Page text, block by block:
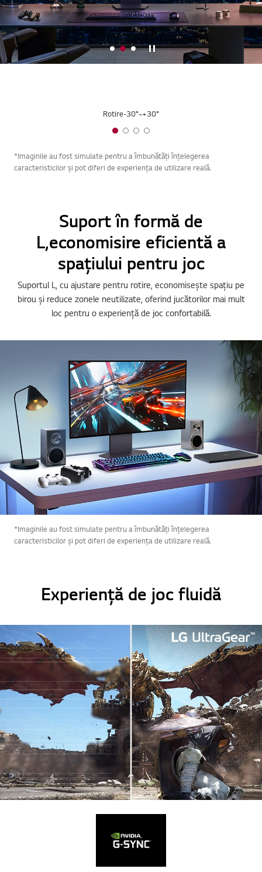
Oprire
Rotire-30°~+30°
*Imaginile au fost simulate pentru a îmbunătăți înțelegerea
caracteristicilor și pot diferi de experiența de utilizare reală.
Suport în formă de
L,economisire eficientă a
spațiului pentru joc
Suportul L, cu ajustare pentru rotire, economisește spațiu pe
birou și reduce zonele neutilizate, oferind jucătorilor mai mult
loc pentru o experiență de joc confortabilă.
*Imaginile au fost simulate pentru a îmbunătăți înțelegerea
caracteristicilor și pot diferi de experiența de utilizare reală.
Experiență de joc fluidă